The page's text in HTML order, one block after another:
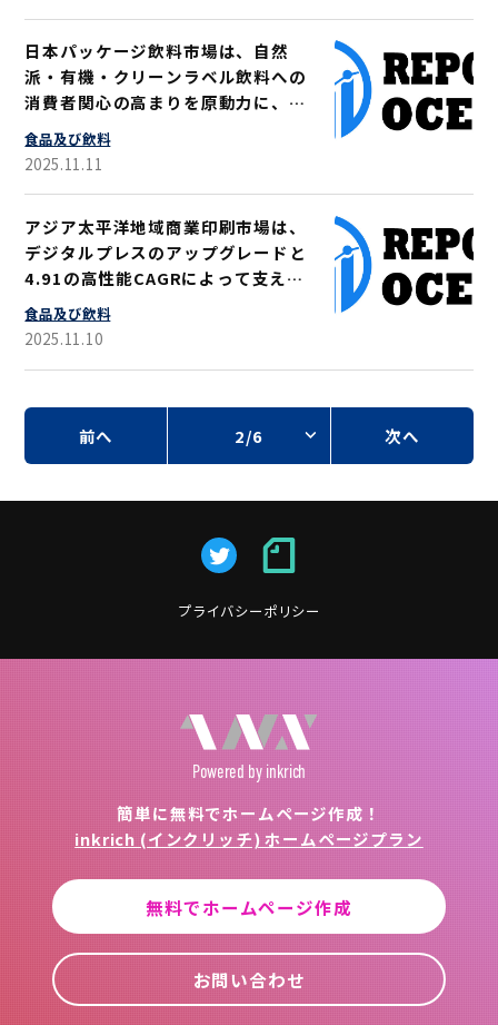
日本パッケージ飲料市場は、自然
派・有機・クリーンラベル飲料への
消費者関心の高まりを原動力に、
2033年までに年平均成長率
（CAGR）3.09％で3,986億2,000
食品及び飲料
2025.11.11
アジア太平洋地域商業印刷市場は、
デジタルプレスのアップグレードと
4.91の高性能CAGRによって支えら
れ、301.6によってUS$2033億に成
長すると予想されます%
食品及び飲料
2025.11.10
前へ 2/6 次へ
プライバシーポリシー
Powered by inkrich
簡単に無料でホームページ作成！
inkrich (インクリッチ) ホームページプラン
無料でホームページ作成
お問い合わせ